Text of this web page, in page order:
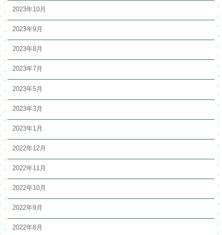
2023年10月
2023年9月
2023年8月
2023年7月
2023年5月
2023年3月
2023年1月
2022年12月
2022年11月
2022年10月
2022年9月
2022年8月